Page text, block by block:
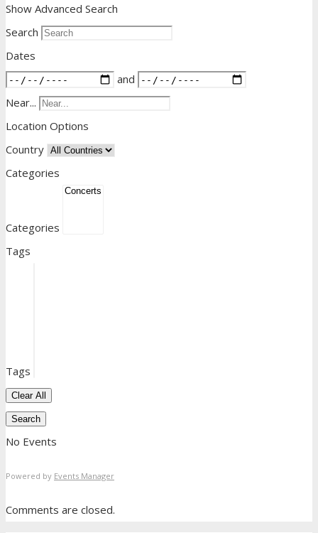
Show Advanced Search
Search
Dates
and
Near...
Location Options
Country
Categories
Categories
Tags
Tags
Clear All
Search
No Events
Powered by Events Manager
Comments are closed.